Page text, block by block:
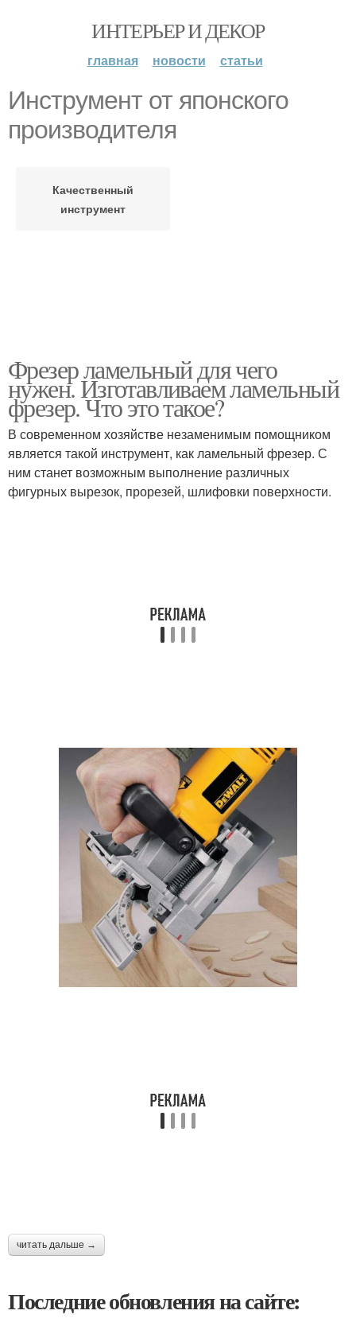
ИНТЕРЬЕР И ДЕКОР
главная новости статьи
Инструмент от японского
производителя
Качественный
инструмент
Фрезер ламельный для чего
нужен. Изготавливаем ламельный
фрезер. Что это такое?
В современном хозяйстве незаменимым помощником
является такой инструмент, как ламельный фрезер. С
ним станет возможным выполнение различных
фигурных вырезок, прорезей, шлифовки поверхности.
читать дальше →
Последние обновления на сайте: